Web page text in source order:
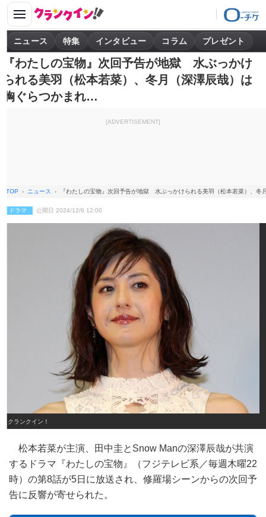
ニュース 特集 インタビュー コラム プレゼント
『わたしの宝物』次回予告が地獄 水ぶっかけ
られる美羽（松本若菜）、冬月（深澤辰哉）は
胸ぐらつかまれ…
[ADVERTISEMENT]
TOP ニュース 『わたしの宝物』次回予告が地獄 水ぶっかけられる美羽（松本若菜）、
ドラマ 公開日 2024/12/6 12:00
クランクイン！
松本若菜が主演、田中圭とSnow Manの深澤辰哉が共演
するドラマ『わたしの宝物』（フジテレビ系／毎週木曜22
時）の第8話が5日に放送され、修羅場シーンからの次回予
告に反響が寄せられた。